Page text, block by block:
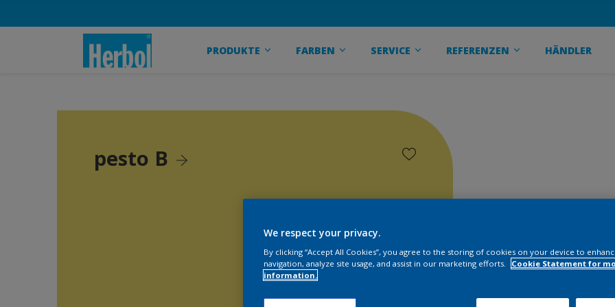
PRODUKTE FARBEN SERVICE REFERENZEN HÄNDLER
pesto B
We respect your privacy.
By clicking “Accept All Cookies”, you agree to the storing of cookies on your device to
navigation, analyze site usage, and assist in our marketing efforts.
Cookie Statement for
information.